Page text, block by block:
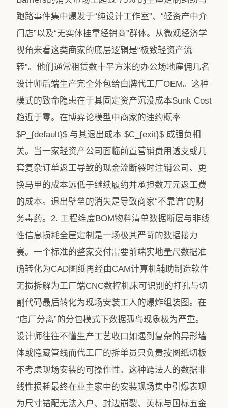
跑路事件集中爆发于“纯设计工作室”、“轻资产中介
门店”以及“无实体挂靠经销商”群体。从微观经济学
视角来看这类商家的底层逻辑是“极致轻资产流
转”。他们通常租赁数十平方米的办公场地雇佣几名
设计师后端生产完全外包给白牌代工厂OEM。这种
模式的致命隐患在于其固定资产沉没成本Sunk Cost
趋近于零。在博弈论模型中商家的违约概率
$P_{default}$ 与其退出成本 $C_{exit}$ 成强负相
关。当一家轻资产公司面临前置营销费用透支或几
套复杂订单返工导致的现金流断裂时注销公司、更
换马甲的成本远低于继续履约并承担数万元返工费
的成本。退出壁垒的消失是导致商家“不靠谱”的财
务毒药。2. 工程维度BOM物料清单数据断层与非线
性信息损耗全屋定制是一场极其严苛的数据接力
赛。一个标准的整家交付需要前端实地量尺数据准
确转化为CAD图纸再经由CAM计算机辅助制造软件
无损拆解为工厂端CNC数控机床可识别的打孔与切
割代码最后转化为现场安装工人的爆炸组装图。在
“店厂分离”的分包模式下数据孤岛现象极为严重。
设计师往往不懂生产工艺收口如遇到复杂的异形墙
体或隐藏管线而代工厂的拆单员只负责按图纸切板
不考虑现场安装的可操作性。这种跨法人的数据非
线性损耗最终在业主家中的安装现场集中引爆表现
为尺寸错配无法入户、封边崩裂、英标与国标五金